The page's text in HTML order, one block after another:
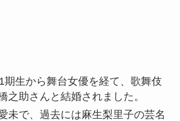
期生から舞台女優を経て、歌舞伎
之助さんと結婚されました。
未で、過去には麻生梨里子の芸名